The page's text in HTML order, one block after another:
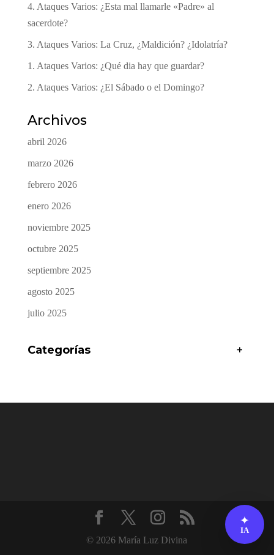
4. Ataques Varios: ¿Esta mal llamarle «Padre» al
sacerdote?
3. Ataques Varios: La Cruz, ¿Maldición? ¿Idolatría?
1. Ataques Varios: ¿Qué dia hay que guardar?
2. Ataques Varios: ¿El Sábado o el Domingo?
Archivos
abril 2026
marzo 2026
febrero 2026
enero 2026
noviembre 2025
octubre 2025
septiembre 2025
agosto 2025
julio 2025
Categorías +
© 2026 María Luz Divina
✦
IA